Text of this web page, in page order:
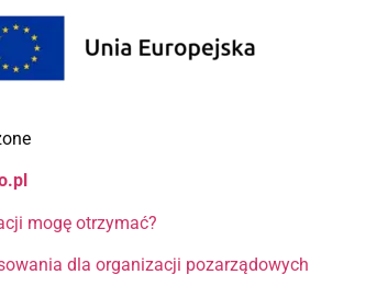
mogę otrzymać?
dla organizacji pozarządowych